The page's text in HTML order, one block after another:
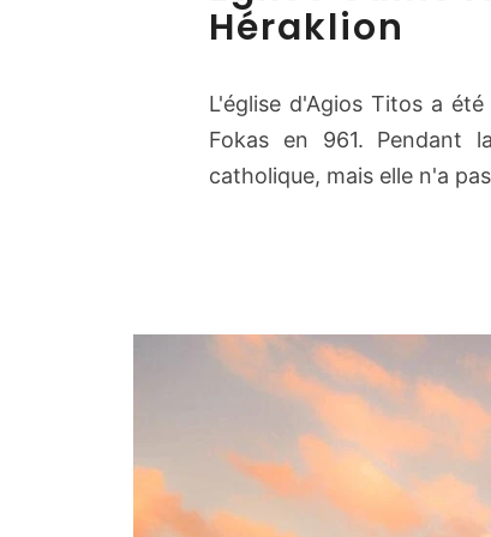
Héraklion
L'église d'Agios Titos a
Fokas en 961. Pendant
catholique, mais elle n'a